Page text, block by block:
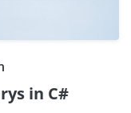
in C#